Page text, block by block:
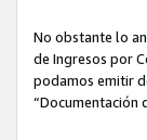
No obstante lo
de Ingresos por
podamos emitir
“Documentación